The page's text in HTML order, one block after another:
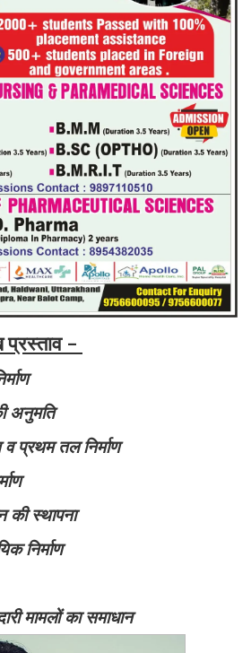
प्रस्ताव -
अनुमति
प्रथम तल निर्माण
की स्थापना
निर्माण
मामलों का समाधान